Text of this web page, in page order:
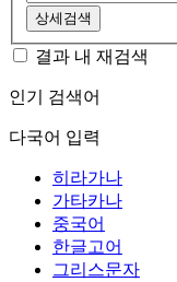
상세검색
결과 내 재검색
인기 검색어
다국어 입력
히라가나
가타카나
중국어
한글고어
그리스문자